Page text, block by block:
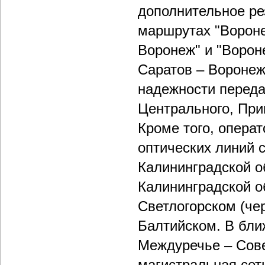
дополнительное
маршрутах
Воронеж" и
Саратов –
надежности
Центрального,
Кроме того,
оптических линий
Калининградской
Калининградской
Светлогорском
Балтийском. В
Междуречье –